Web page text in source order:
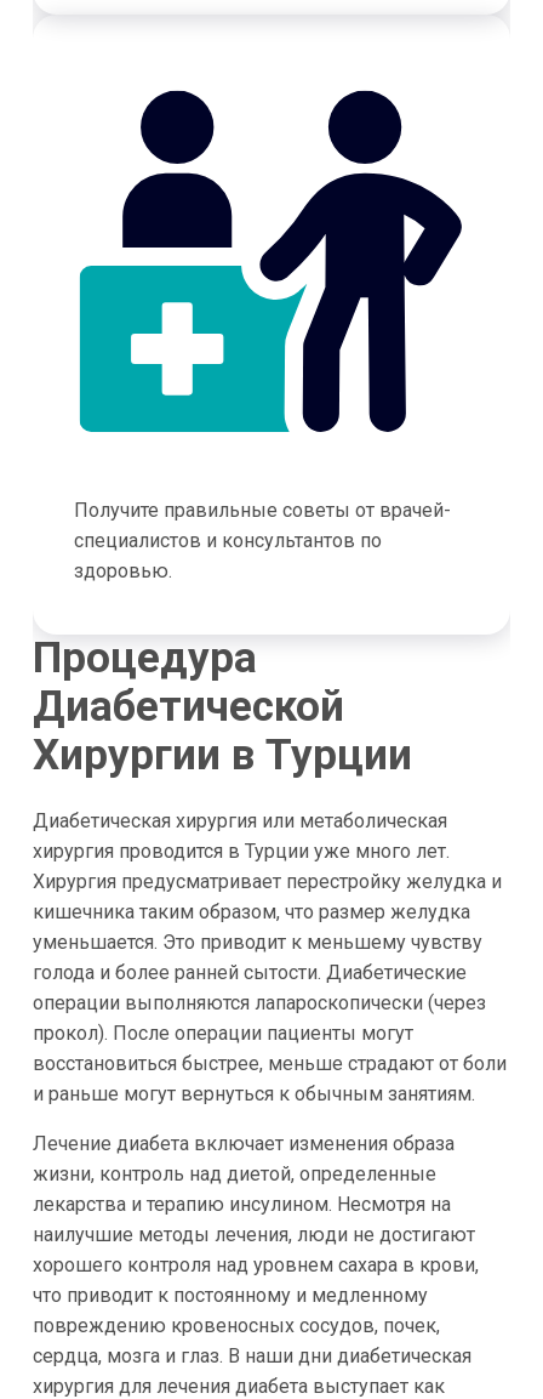
Получите правильные советы от врачей-
специалистов и консультантов по
здоровью.
Процедура
Диабетической
Хирургии в Турции
Диабетическая хирургия или метаболическая
хирургия проводится в Турции уже много лет.
Хирургия предусматривает перестройку желудка и
кишечника таким образом, что размер желудка
уменьшается. Это приводит к меньшему чувству
голода и более ранней сытости. Диабетические
операции выполняются лапароскопически (через
прокол). После операции пациенты могут
восстановиться быстрее, меньше страдают от боли
и раньше могут вернуться к обычным занятиям.
Лечение диабета включает изменения образа
жизни, контроль над диетой, определенные
лекарства и терапию инсулином. Несмотря на
наилучшие методы лечения, люди не достигают
хорошего контроля над уровнем сахара в крови,
что приводит к постоянному и медленному
повреждению кровеносных сосудов, почек,
сердца, мозга и глаз. В наши дни диабетическая
хирургия для лечения диабета выступает как